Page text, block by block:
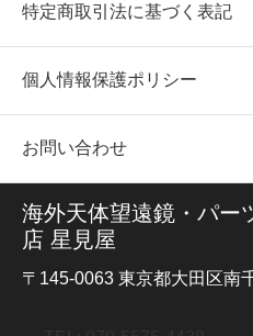
特定商取引法に基づく表記
個人情報保護ポリシー
お問い合わせ
海外天体望遠鏡・パー
店 星見屋
〒145-0063 東京都大田区南